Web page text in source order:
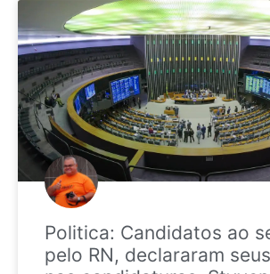
Politica: Candidatos ao
pelo RN, declararam